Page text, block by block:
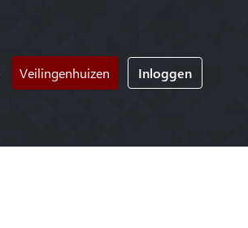
Veilingenhuizen Inloggen